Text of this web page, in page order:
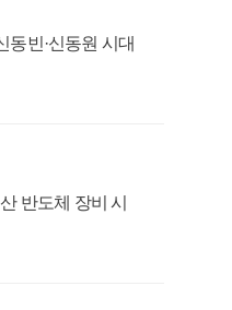
동빈·신동원 시대
반도체 장비 시